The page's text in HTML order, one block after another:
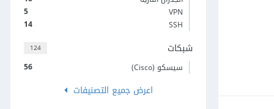
5
VPN
14
SSH
124 شبكات
56 سيسكو (Cisco)
اعرض جميع التصنيفات